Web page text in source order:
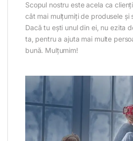
Scopul nostru este acela ca
cât mai mulțumiți de produsele și
Dacă tu ești unul din ei, nu ezita
ta, pentru a ajuta mai multe
bună. Mulțumim!